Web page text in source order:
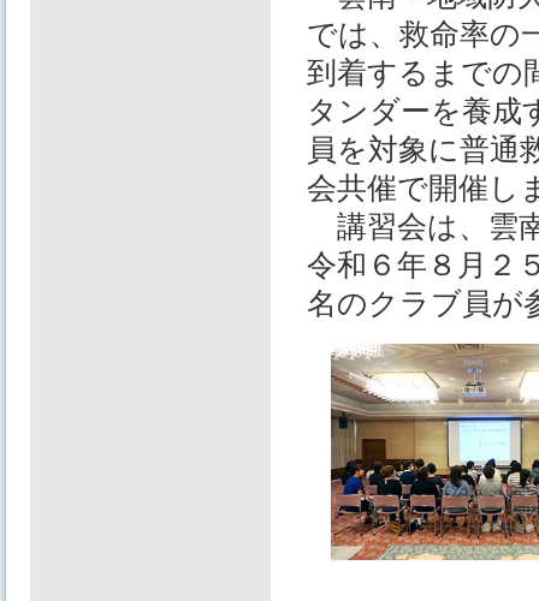
では、救命率の
到着するまでの
タンダーを養成
員を対象に普通
会共催で開催し
講習会は、雲
令和６年８月２
名のクラブ員が